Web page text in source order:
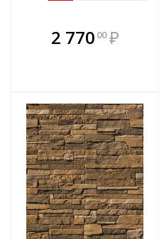
2 770 00 ₽
В комплекте
всегда выгоднее!